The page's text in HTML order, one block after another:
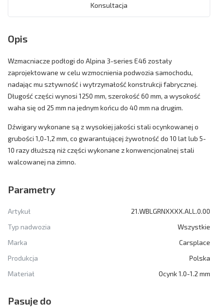
Konsultacja
Opis
Wzmacniacze podłogi do Alpina 3-series E46 zostały
zaprojektowane w celu wzmocnienia podwozia samochodu,
nadając mu sztywność i wytrzymałość konstrukcji fabrycznej.
Długość części wynosi 1250 mm, szerokość 60 mm, a wysokość
waha się od 25 mm na jednym końcu do 40 mm na drugim.
Dźwigary wykonane są z wysokiej jakości stali ocynkowanej o
grubości 1,0-1,2 mm, co gwarantującej żywotność do 10 lat lub 5-
10 razy dłuższą niż części wykonane z konwencjonalnej stali
walcowanej na zimno.
Parametry
Artykuł
21.WBLGRNXXXX.ALL.0.00
Typ nadwozia
Wszystkie
Marka
Carsplace
Produkcja
Polska
Materiał
Ocynk 1.0-1.2 mm
Pasuje do